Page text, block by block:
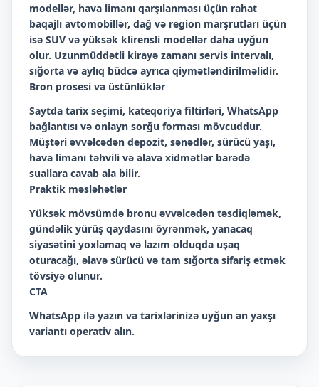
modellər, hava limanı qarşılanması üçün rahat
baqajlı avtomobillər, dağ və region marşrutları üçün
isə SUV və yüksək klirensli modellər daha uyğun
olur. Uzunmüddətli kirayə zamanı servis intervalı,
sığorta və aylıq büdcə ayrıca qiymətləndirilməlidir.
Bron prosesi və üstünlüklər
Saytda tarix seçimi, kateqoriya filtirləri, WhatsApp
bağlantısı və onlayn sorğu forması mövcuddur.
Müştəri əvvəlcədən depozit, sənədlər, sürücü yaşı,
hava limanı təhvili və əlavə xidmətlər barədə
suallara cavab ala bilir.
Praktik məsləhətlər
Yüksək mövsümdə bronu əvvəlcədən təsdiqləmək,
gündəlik yürüş qaydasını öyrənmək, yanacaq
siyasətini yoxlamaq və lazım olduqda uşaq
oturacağı, əlavə sürücü və tam sığorta sifariş etmək
tövsiyə olunur.
CTA
WhatsApp ilə yazın və tarixlərinizə uyğun ən yaxşı
variantı operativ alın.